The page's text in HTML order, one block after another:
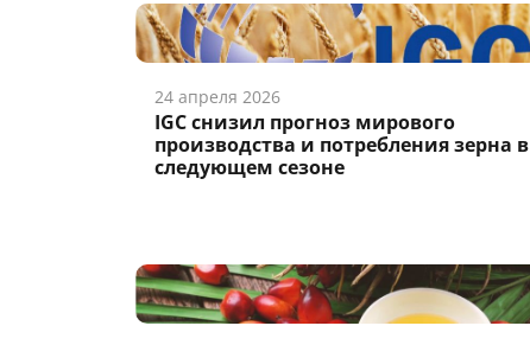
24 апреля 2026
IGC снизил прогноз мирового
производства и потребления зерна в
следующем сезоне